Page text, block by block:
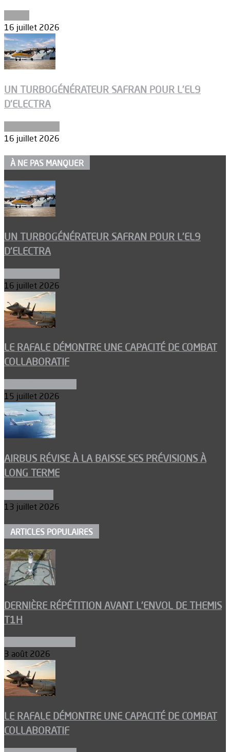
16 juillet 2026
UN TURBOGÉNÉRATEUR SAFRAN POUR L’EL9
D’ELECTRA
16 juillet 2026
À NE PAS MANQUER
UN TURBOGÉNÉRATEUR SAFRAN POUR L’EL9
D’ELECTRA
16 juillet 2026
LE RAFALE DÉMONTRE UNE CAPACITÉ DE COMBAT
COLLABORATIF
15 juillet 2026
AIRBUS RÉVISE À LA BAISSE SES PRÉVISIONS À
LONG TERME
13 juillet 2026
ARTICLES POPULAIRES
DERNIÈRE RÉPÉTITION AVANT L’ENVOL DE THEMIS
T1H
3 août 2026
LE RAFALE DÉMONTRE UNE CAPACITÉ DE COMBAT
COLLABORATIF